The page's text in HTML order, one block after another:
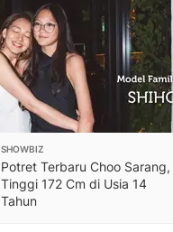
SHOWBIZ
Potret Terbaru Choo Sarang,
Tinggi 172 Cm di Usia 14
Tahun